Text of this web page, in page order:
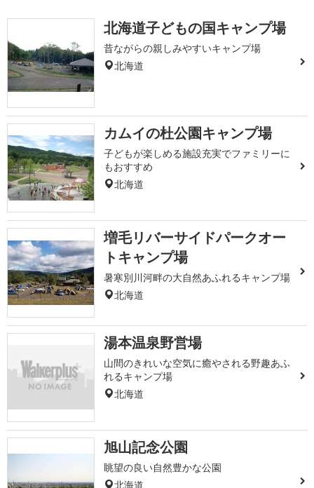
北海道子どもの国キャンプ場
昔ながらの親しみやすいキャンプ場
北海道
カムイの杜公園キャンプ場
子どもが楽しめる施設充実でファミリーに
もおすすめ
北海道
増毛リバーサイドパークオー
トキャンプ場
暑寒別川河畔の大自然あふれるキャンプ場
北海道
湯本温泉野営場
山間のきれいな空気に癒やされる野趣あふ
れるキャンプ場
北海道
旭山記念公園
眺望の良い自然豊かな公園
北海道